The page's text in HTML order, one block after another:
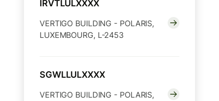
IRVTLULXXXX
VERTIGO BUILDING - POLARIS,
LUXEMBOURG, L-2453
SGWLLULXXXX
VERTIGO BUILDING - POLARIS,